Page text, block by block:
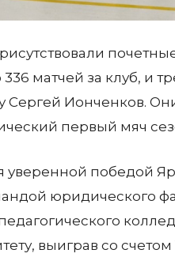
матчей за клуб, и
Ионченков.
первый мяч
уверенной победой
юридического
выиграв со счетом